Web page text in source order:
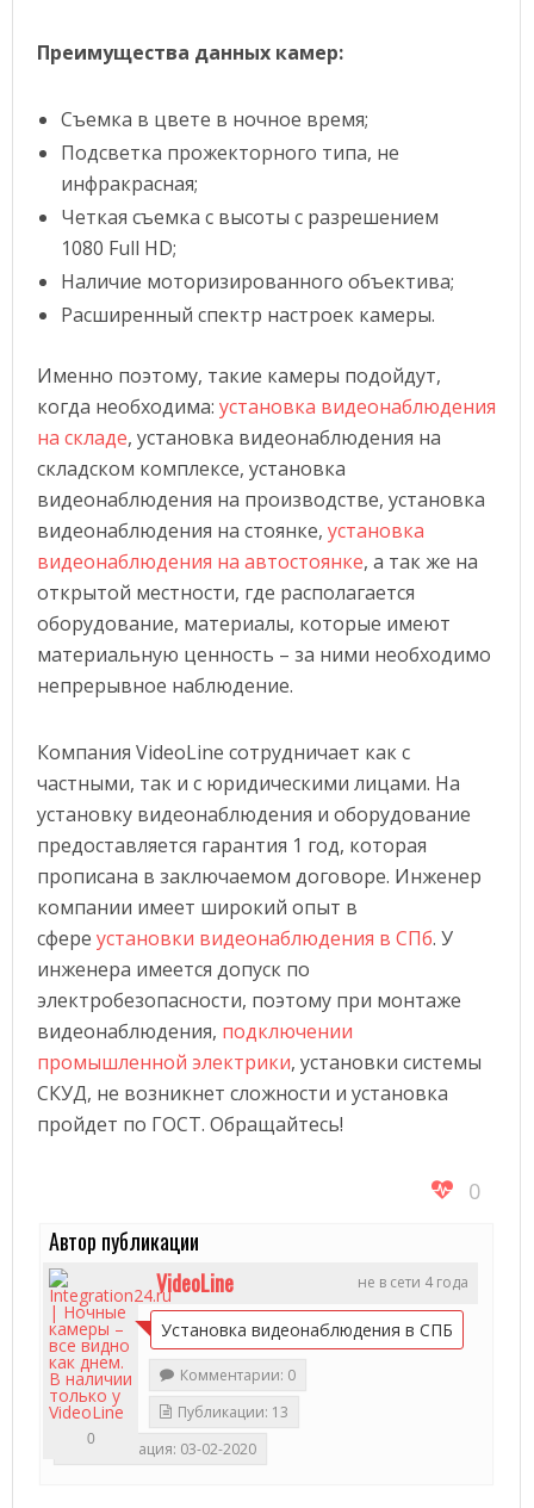
Преимущества данных камер:
Съемка в цвете в ночное время;
Подсветка прожекторного типа, не
инфракрасная;
Четкая съемка с высоты с разрешением
1080 Full HD;
Наличие моторизированного объектива;
Расширенный спектр настроек камеры.
Именно поэтому, такие камеры подойдут,
когда необходима: установка видеонаблюдения
на складе, установка видеонаблюдения на
складском комплексе, установка
видеонаблюдения на производстве, установка
видеонаблюдения на стоянке, установка
видеонаблюдения на автостоянке, а так же на
открытой местности, где располагается
оборудование, материалы, которые имеют
материальную ценность – за ними необходимо
непрерывное наблюдение.
Компания VideoLine сотрудничает как с
частными, так и с юридическими лицами. На
установку видеонаблюдения и оборудование
предоставляется гарантия 1 год, которая
прописана в заключаемом договоре. Инженер
компании имеет широкий опыт в
сфере установки видеонаблюдения в СПб. У
инженера имеется допуск по
электробезопасности, поэтому при монтаже
видеонаблюдения, подключении
промышленной электрики, установки системы
СКУД, не возникнет сложности и установка
пройдет по ГОСТ. Обращайтесь!
0
Автор публикации
не в сети 4 года
VideoLine
0
Установка видеонаблюдения в СПБ
Комментарии: 0
Публикации: 13
Регистрация: 03-02-2020